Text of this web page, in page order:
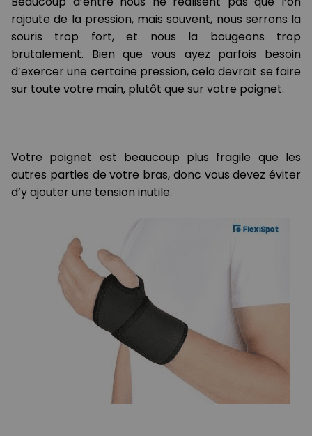
rajoute de la pression, mais souvent, nous serrons la
souris trop fort, et nous la bougeons trop
brutalement. Bien que vous ayez parfois besoin
d’exercer une certaine pression, cela devrait se faire
sur toute votre main, plutôt que sur votre poignet.
Votre poignet est beaucoup plus fragile que les
autres parties de votre bras, donc vous devez éviter
d’y ajouter une tension inutile.